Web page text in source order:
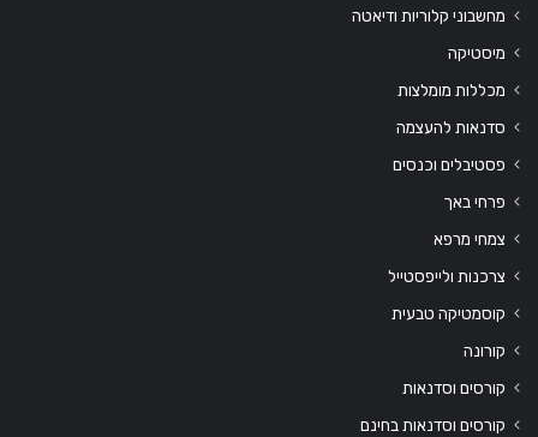
מחשבוני קלוריות ודיאטה
מיסטיקה
מכללות מומלצות
סדנאות להעצמה
פסטיבלים וכנסים
פרחי באך
צמחי מרפא
צרכנות ולייפסטייל
קוסמטיקה טבעית
קורונה
קורסים וסדנאות
קורסים וסדנאות בחינם